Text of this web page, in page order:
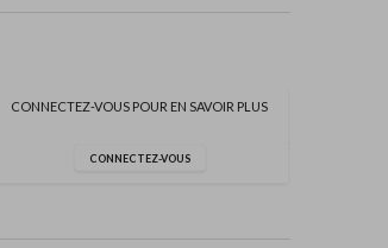
CONNECTEZ-VOUS POUR EN SAVOIR PLUS
CONNECTEZ-VOUS